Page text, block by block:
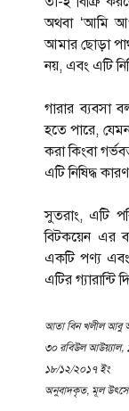
অথবা ‘আমি
আমার ছোড়া
নয়, এবং এটি
গারার ব্যবসা
হতে পারে,
করা কিংবা
এটি নিষিদ্ধ
সুতরাং, এটি
বিটকয়েন এর
একটি পণ্য
এটির গ্যারান্টি
আতা বিন খলীল আবু
৩০ রবিউল আউয়্যাল,
১৮/১২/২০১৭ ইং
অনুবাদকৃত, মূল